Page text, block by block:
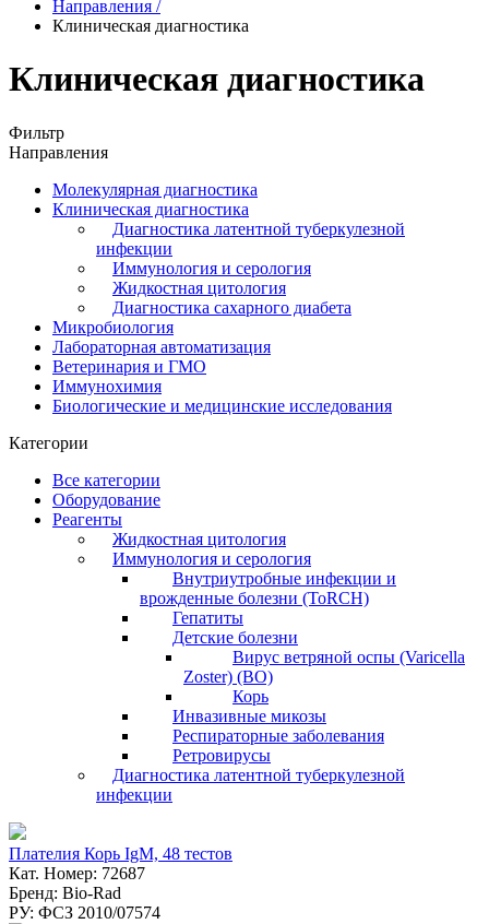
Направления /
Клиническая диагностика
Клиническая диагностика
Фильтр
Направления
Молекулярная диагностика
Клиническая диагностика
Диагностика латентной туберкулезной
инфекции
Иммунология и серология
Жидкостная цитология
Диагностика сахарного диабета
Микробиология
Лабораторная автоматизация
Ветеринария и ГМО
Иммунохимия
Биологические и медицинские исследования
Категории
Все категории
Оборудование
Реагенты
Жидкостная цитология
Иммунология и серология
Внутриутробные инфекции и
врожденные болезни (ToRCH)
Гепатиты
Детские болезни
Вирус ветряной оспы (Varicella
Zoster) (ВО)
Корь
Инвазивные микозы
Респираторные заболевания
Ретровирусы
Диагностика латентной туберкулезной
инфекции
Плателия Корь IgM, 48 тестов
Кат. Номер: 72687
Бренд: Bio-Rad
РУ: ФСЗ 2010/07574